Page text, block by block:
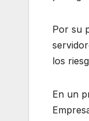
Por su
los
En un